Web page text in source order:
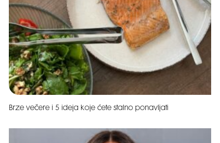
Brze večere i 5 ideja koje ćete stalno ponavljati